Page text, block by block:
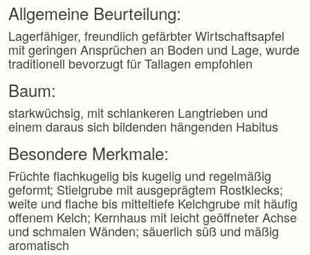
Allgemeine Beurteilung:
Lagerfähiger, freundlich gefärbter Wirtschaftsapfel
mit geringen Ansprüchen an Boden und Lage, wurde
traditionell bevorzugt für Tallagen empfohlen
Baum:
starkwüchsig, mit schlankeren Langtrieben und
einem daraus sich bildenden hängenden Habitus
Besondere Merkmale:
Früchte flachkugelig bis kugelig und regelmäßig
geformt; Stielgrube mit ausgeprägtem Rostklecks;
weite und flache bis mitteltiefe Kelchgrube mit häufig
offenem Kelch; Kernhaus mit leicht geöffneter Achse
und schmalen Wänden; säuerlich süß und mäßig
aromatisch